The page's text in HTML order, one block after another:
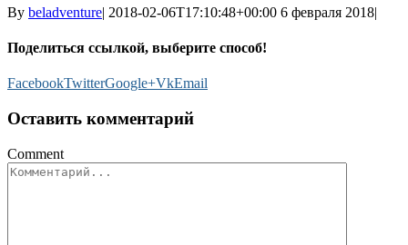
By beladventure| 2018-02-06T17:10:48+00:00 6 февраля 2018|
Поделиться ссылкой, выберите способ!
FacebookTwitterGoogle+VkEmail
Оставить комментарий
Comment